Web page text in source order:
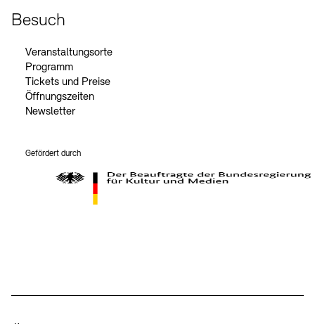
Besuch
Veranstaltungsorte
Programm
Tickets und Preise
Öffnungszeiten
Newsletter
Gefördert durch